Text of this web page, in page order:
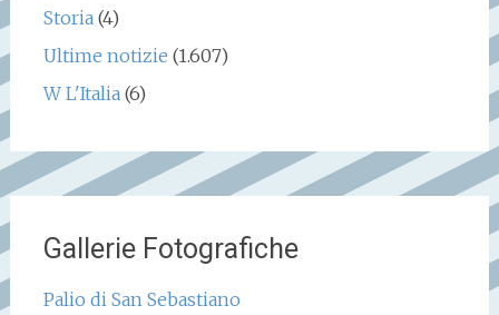
Storia(4)
Ultime notizie (1.607)
W L'Italia(6)
Gallerie Fotografiche
Palio di San Sebastiano